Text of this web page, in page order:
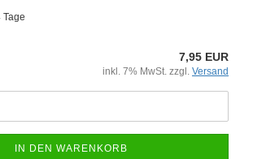
Tage
7,95 EUR
inkl. 7% MwSt. zzgl. Versand
IN DEN WARENKORB